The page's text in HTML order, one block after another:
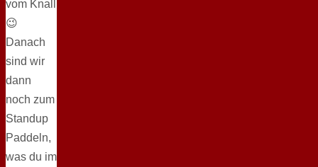
vom Knall
😉
Danach
sind wir
dann
noch zum
Standup
Paddeln,
was du im